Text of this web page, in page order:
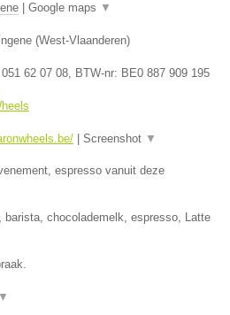
Google maps ▼
(West-Vlaanderen)
051 62 07 08, BTW-nr: BE0 887 909 195
Screenshot ▼
espresso vanuit deze
barista, chocolademelk, espresso, Latte
▼